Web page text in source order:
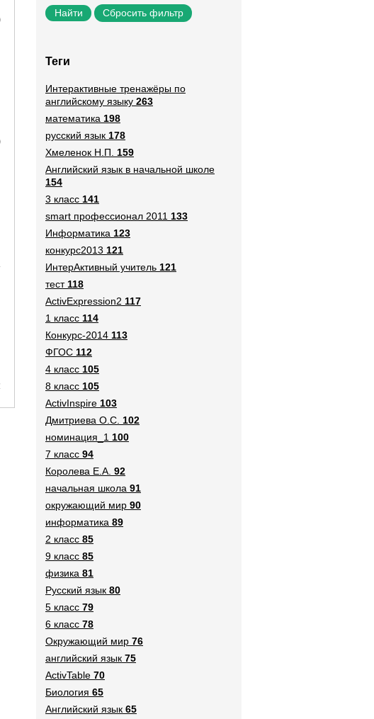
Сбросить фильтр
Теги
Интерактивные тренажёры по
английскому языку 263
математика 198
русский язык 178
Хмеленок Н.П.
159
Английский язык в начальной школе
154
3 класс 141
smart профессионал 2011 133
Информатика 123
конкурс2013 121
ИнтерАктивный учитель 121
тест118
ActivExpression2 117
1 класс 114
Конкурс-2014 113
ФГОС 112
4 класс 105
8 класс 105
ActivInspire 103
Дмитриева О.С. 102
номинация_1 100
7 класс 94
Королева Е.А. 92
начальная школа 91
окружающий мир 90
информатика 89
2 класс 85
9 класс 85
физика 81
Русский язык 80
5 класс 79
6 класс 78
Окружающий мир 76
английский язык 75
ActivTable 70
Биология 65
Английский язык 65